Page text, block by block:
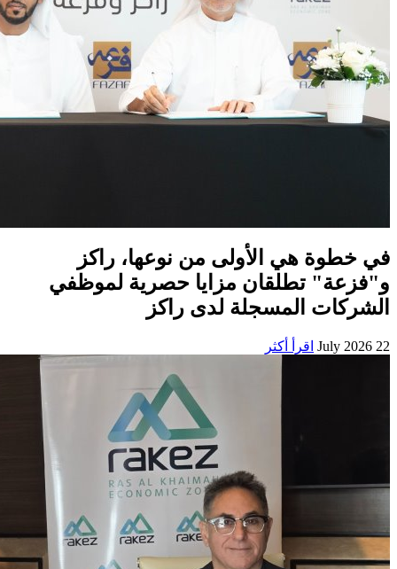
في خطوة هي الأولى من نوعها، راكز
و"فزعة" تطلقان مزايا حصرية لموظفي
الشركات المسجلة لدى راكز
22 July 2026 اقرأ أكثر